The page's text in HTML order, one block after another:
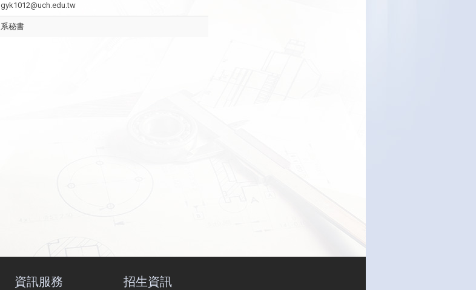
gyk1012@uch.edu.tw
系秘書
資訊服務 招生資訊